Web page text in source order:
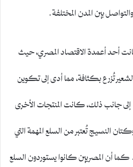
بين المدن المختلفة.
أحد أعمدة الاقتصاد المصري، حيث
تُزرع بكثافة، مما أدى إلى تكوين
جانب ذلك، كانت المنتجات الأخرى
النسيج تُعتبر من السلع المهمة التي
كما أن المصريين كانوا يستوردون السلع